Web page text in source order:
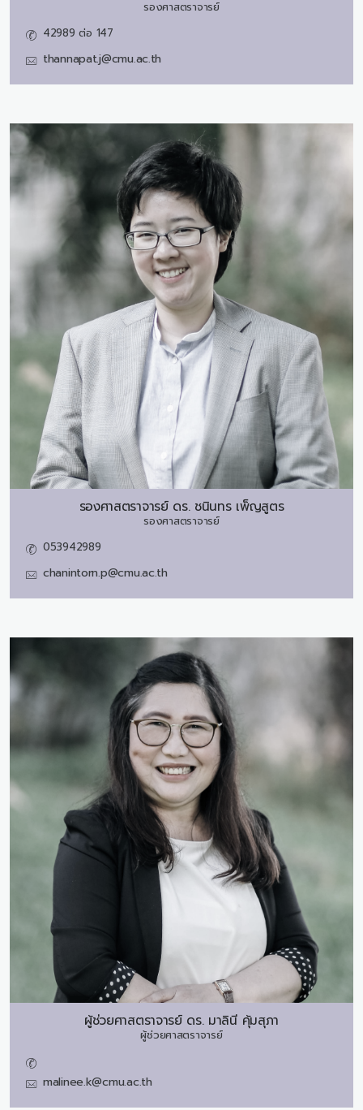
รองศาสตราจารย์
42989 ต่อ 147
thannapat.j@cmu.ac.th
รองศาสตราจารย์ ดร. ชนินทร เพ็ญสูตร
รองศาสตราจารย์
053942989
chanintorn.p@cmu.ac.th
ผู้ช่วยศาสตราจารย์ ดร. มาลินี คุ้มสุภา
ผู้ช่วยศาสตราจารย์
malinee.k@cmu.ac.th